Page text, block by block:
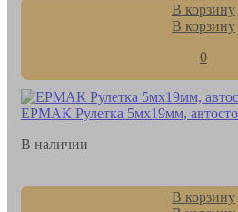
В корзину
В корзину
0
ЕРМАК Рулетка 5мх19мм,
В наличии
В корзину